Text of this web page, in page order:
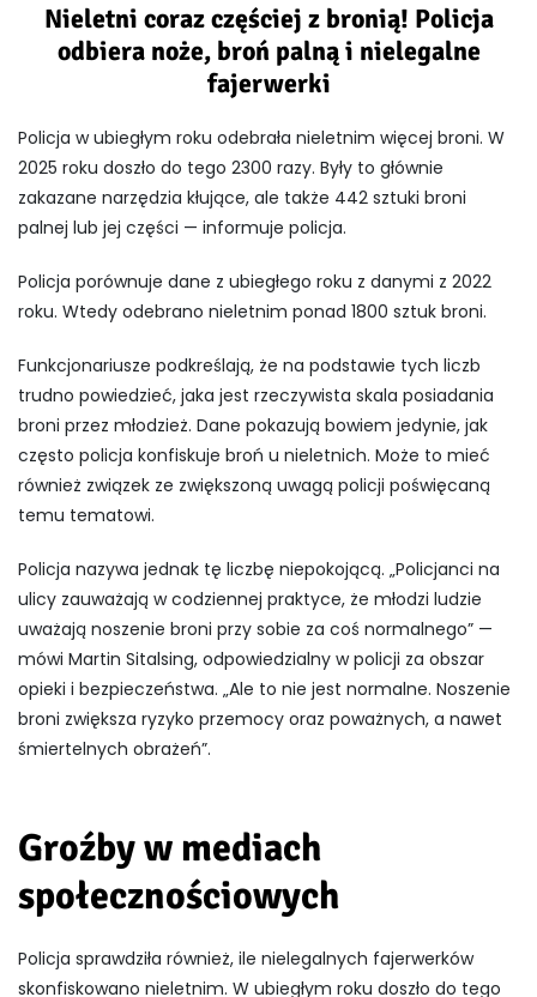
Nieletni coraz częściej z bronią! Policja
odbiera noże, broń palną i nielegalne
fajerwerki
Policja w ubiegłym roku odebrała nieletnim więcej broni. W
2025 roku doszło do tego 2300 razy. Były to głównie
zakazane narzędzia kłujące, ale także 442 sztuki broni
palnej lub jej części — informuje policja.
Policja porównuje dane z ubiegłego roku z danymi z 2022
roku. Wtedy odebrano nieletnim ponad 1800 sztuk broni.
Funkcjonariusze podkreślają, że na podstawie tych liczb
trudno powiedzieć, jaka jest rzeczywista skala posiadania
broni przez młodzież. Dane pokazują bowiem jedynie, jak
często policja konfiskuje broń u nieletnich. Może to mieć
również związek ze zwiększoną uwagą policji poświęcaną
temu tematowi.
Policja nazywa jednak tę liczbę niepokojącą. „Policjanci na
ulicy zauważają w codziennej praktyce, że młodzi ludzie
uważają noszenie broni przy sobie za coś normalnego” —
mówi Martin Sitalsing, odpowiedzialny w policji za obszar
opieki i bezpieczeństwa. „Ale to nie jest normalne. Noszenie
broni zwiększa ryzyko przemocy oraz poważnych, a nawet
śmiertelnych obrażeń”.
Groźby w mediach
społecznościowych
Policja sprawdziła również, ile nielegalnych fajerwerków
skonfiskowano nieletnim. W ubiegłym roku doszło do tego